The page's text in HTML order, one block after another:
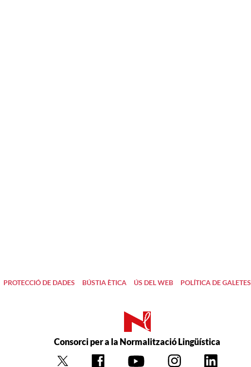
PROTECCIÓ DE DADES BÚSTIA ÈTICA ÚS DEL WEB POLÍTICA DE GALETES
Consorci per a la Normalització Lingüística